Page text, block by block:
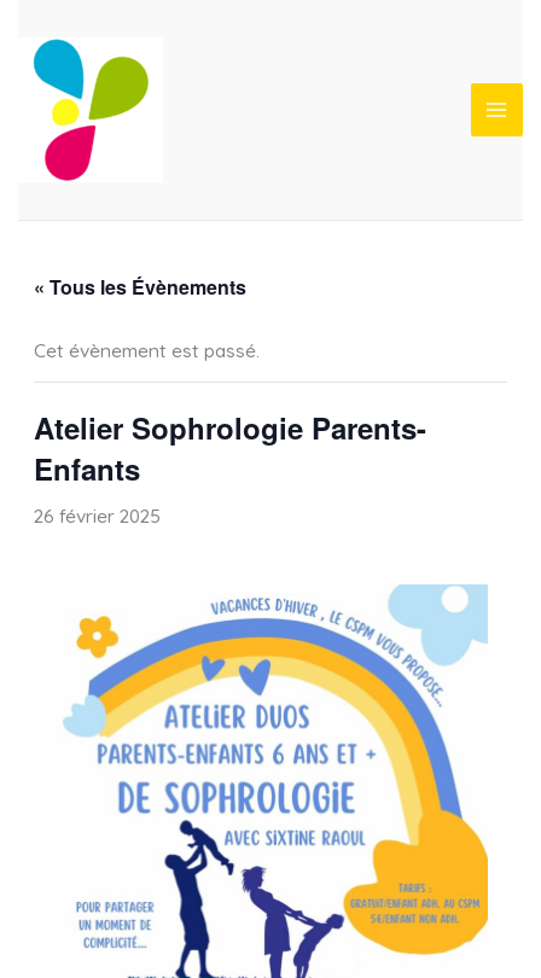
contenu
« Tous les Évènements
Cet évènement est passé.
Atelier Sophrologie Parents-
Enfants
26 février 2025